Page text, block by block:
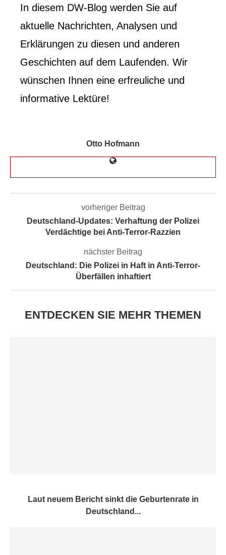
In diesem DW-Blog werden Sie auf
aktuelle Nachrichten, Analysen und
Erklärungen zu diesen und anderen
Geschichten auf dem Laufenden. Wir
wünschen Ihnen eine erfreuliche und
informative Lektüre!
Otto Hofmann
vorheriger Beitrag
Deutschland-Updates: Verhaftung der Polizei
Verdächtige bei Anti-Terror-Razzien
nächster Beitrag
Deutschland: Die Polizei in Haft in Anti-Terror-
Überfällen inhaftiert
ENTDECKEN SIE MEHR THEMEN
Laut neuem Bericht sinkt die Geburtenrate in
Deutschland...